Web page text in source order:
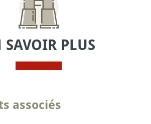
SAVOIR PLUS
associés